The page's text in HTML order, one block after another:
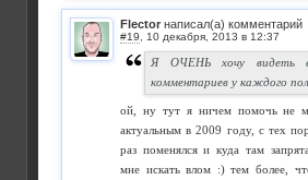
Flector написал(а) комментарий
#19
Я ОЧЕНЬ хочу видеть в
комментариев у каждого
ой, ну тут я ничем помочь не
актуальным в 2009 году, с тех
раз поменялся и куда там
мне искать влом :) тем более,